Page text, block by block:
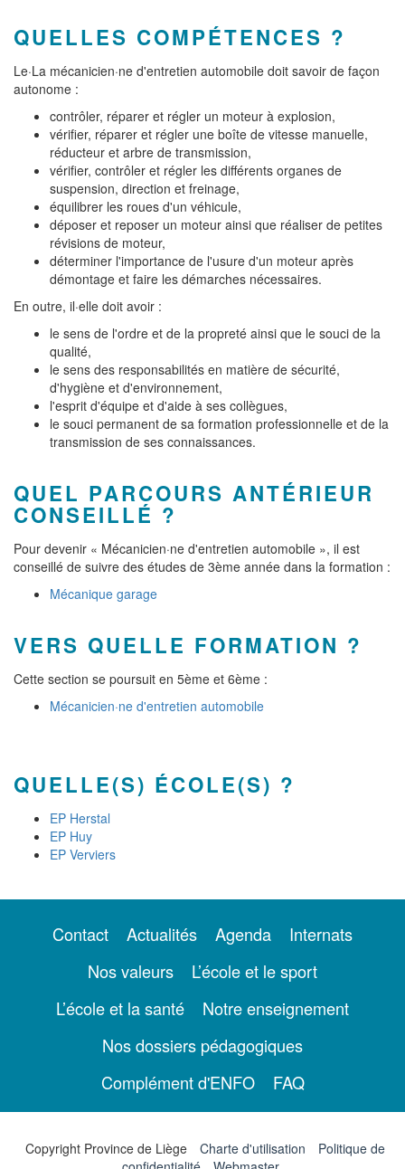
QUELLES COMPÉTENCES ?
Le·La mécanicien·ne d'entretien automobile doit savoir de façon
autonome :
contrôler, réparer et régler un moteur à explosion,
vérifier, réparer et régler une boîte de vitesse manuelle,
réducteur et arbre de transmission,
vérifier, contrôler et régler les différents organes de
suspension, direction et freinage,
équilibrer les roues d'un véhicule,
déposer et reposer un moteur ainsi que réaliser de petites
révisions de moteur,
déterminer l'importance de l'usure d'un moteur après
démontage et faire les démarches nécessaires.
En outre, il·elle doit avoir :
le sens de l'ordre et de la propreté ainsi que le souci de la
qualité,
le sens des responsabilités en matière de sécurité,
d'hygiène et d'environnement,
l'esprit d'équipe et d'aide à ses collègues,
le souci permanent de sa formation professionnelle et de la
transmission de ses connaissances.
QUEL PARCOURS ANTÉRIEUR
CONSEILLÉ ?
Pour devenir « Mécanicien·ne d'entretien automobile », il est
conseillé de suivre des études de 3ème année dans la formation :
Mécanique garage
VERS QUELLE FORMATION ?
Cette section se poursuit en 5ème et 6ème :
Mécanicien·ne d'entretien automobile
QUELLE(S) ÉCOLE(S) ?
EP Herstal
EP Huy
EP Verviers
Contact Actualités Agenda
Internats
Nos valeurs
L’école et le sport
L’école et la santé
Notre enseignement
Nos dossiers pédagogiques
Complément d'ENFO
FAQ
Copyright Province de Liège Charte d'utilisation
Politique de